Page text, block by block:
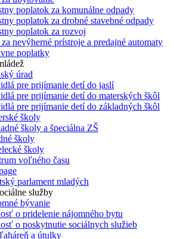
poplatok za komunálne odpady
poplatok za drobné stavebné odpady
poplatok za rozvoj
nevýherné prístroje a predajné automaty
poplatky
úrad
pre prijímanie detí do jaslí
pre prijímanie detí do materských škôl
pre prijímanie detí do základných škôl
školy
školy a špeciálna ZŠ
školy
školy
voľného času
parlament mladých
služby
bývanie
o pridelenie nájomného bytu
o poskytnutie sociálnych služieb
a útulky